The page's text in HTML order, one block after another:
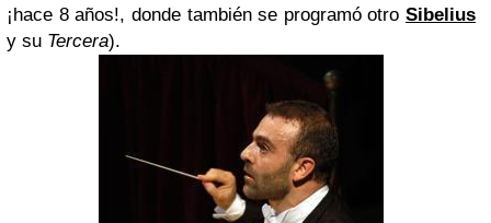
¡hace 8 años!, donde también se programó otro Sibelius
y su Tercera).